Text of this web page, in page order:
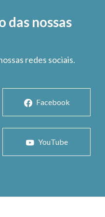
das nossas
redes sociais.
Facebook
YouTube